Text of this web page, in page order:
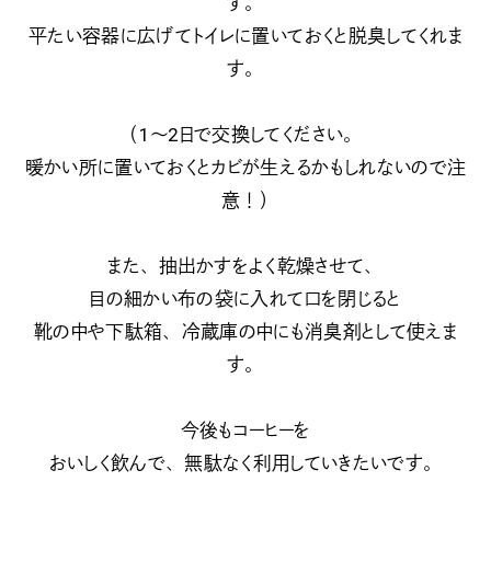
平たい容器に広げてトイレに置いておくと脱臭してくれま
す。
（1～2日で交換してください。
暖かい所に置いておくとカビが生えるかもしれないので注
意！）
また、抽出かすをよく乾燥させて、
目の細かい布の袋に入れて口を閉じると
靴の中や下駄箱、冷蔵庫の中にも消臭剤として使えま
す。
今後もコーヒーを
おいしく飲んで、無駄なく利用していきたいです。